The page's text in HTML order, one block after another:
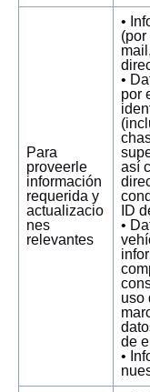
Para
proveerle
información
requerida y
actualizacio
nes
relevantes
•
(por
•
por
así
ID
•
uso
de
•